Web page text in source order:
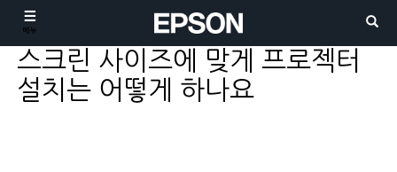
메뉴
스크린 사이즈에 맞게 프로젝터
설치는 어떻게 하나요